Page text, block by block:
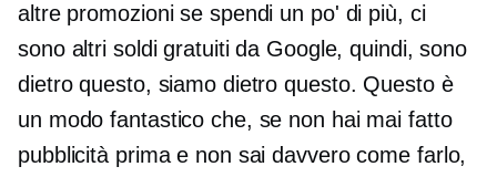
altre promozioni se spendi un po' di più, ci
sono altri soldi gratuiti da Google, quindi, sono
dietro questo, siamo dietro questo. Questo è
un modo fantastico che, se non hai mai fatto
pubblicità prima e non sai davvero come farlo,